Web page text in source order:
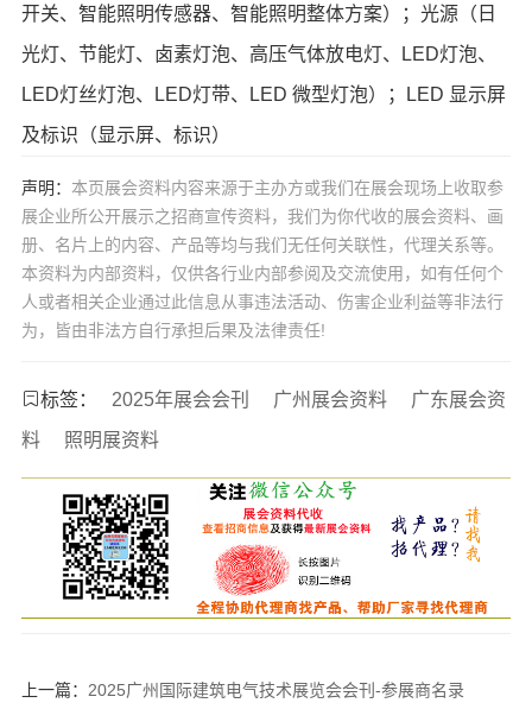
开关、智能照明传感器、智能照明整体方案）；光源（日
光灯、节能灯、卤素灯泡、高压气体放电灯、LED灯泡、
LED灯丝灯泡、LED灯带、LED 微型灯泡）；LED 显示屏
及标识（显示屏、标识）
声明： 本页展会资料内容来源于主办方或我们在展会现场上收取参
展企业所公开展示之招商宣传资料，我们为你代收的展会资料、画
册、名片上的内容、产品等均与我们无任何关联性，代理关系等。
本资料为内部资料，仅供各行业内部参阅及交流使用，如有任何个
人或者相关企业通过此信息从事违法活动、伤害企业利益等非法行
为，皆由非法方自行承担后果及法律责任!
标签： 2025年展会会刊 广州展会资料
广东展会资
料
照明展资料
上一篇： 2025广州国际建筑电气技术展览会会刊-参展商名录